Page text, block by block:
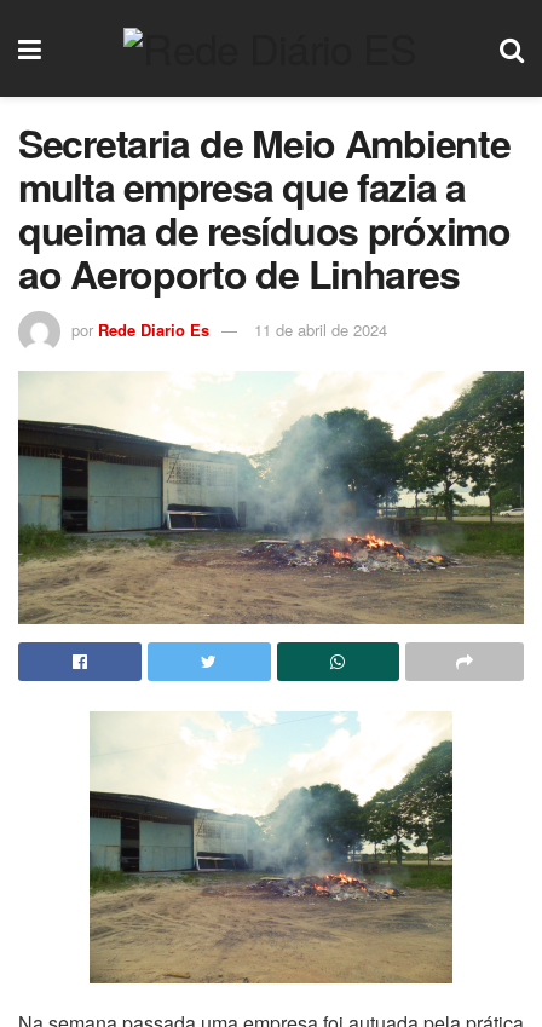
Secretaria de Meio Ambiente
multa empresa que fazia a
queima de resíduos próximo
ao Aeroporto de Linhares
por Rede Diario Es 11 de abril de 2024